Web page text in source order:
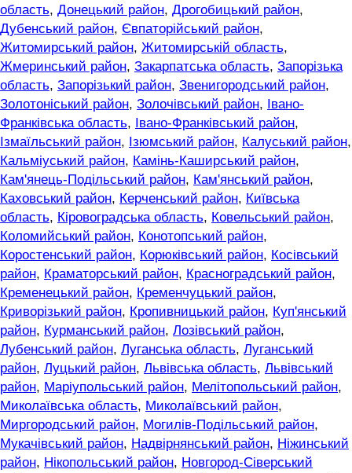
область, Донецький район, Дрогобицький район,
Дубенський район, Євпаторійський район,
Житомирський район, Житомирській область,
Жмеринський район, Закарпатська область, Запорізька
область, Запорізький район, Звенигородський район,
Золотоніський район, Золочівський район,
Івано-
Франківська область, Івано-Франківський район,
Ізмаїльський район, Ізюмський район, Калуський район,
Кальміуський район, Камінь-Каширський район,
Кам'янець-Подільський район, Кам'янський район,
Каховський район, Керченський район, Київська
область, Кіровоградська область, Ковельський район,
Коломийський район, Конотопський район,
Коростенський район, Корюківський район, Косівський
район, Краматорський район, Красноградський район,
Кременецький район, Кременчуцький район,
Криворізький район, Кропивницький район, Куп'янський
район, Курманський район, Лозівський район,
Лубенський район, Луганська область, Луганський
район, Луцький район, Львівська область, Львівський
район, Маріупольський район, Мелітопольський район,
Миколаївська область, Миколаївський район,
Миргородський район, Могилів-Подільський район,
Мукачівський район, Надвірнянський район, Ніжинський
район, Нікопольський район, Новгород-Сіверський